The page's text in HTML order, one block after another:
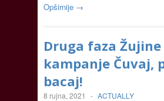
Opširnije →
Druga faza Žujine
kampanje Čuvaj,
bacaj!
8 rujna, 2021 - ACTUALLY